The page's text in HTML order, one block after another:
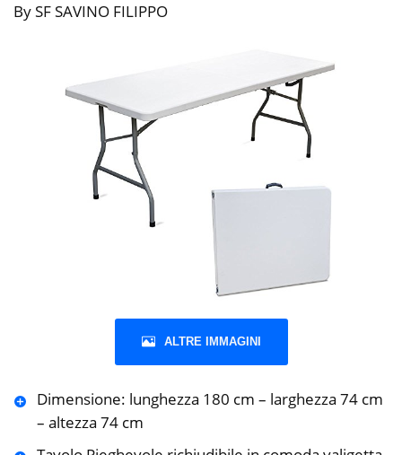
By SF SAVINO FILIPPO
ALTRE IMMAGINI
Dimensione: lunghezza 180 cm – larghezza 74 cm
– altezza 74 cm